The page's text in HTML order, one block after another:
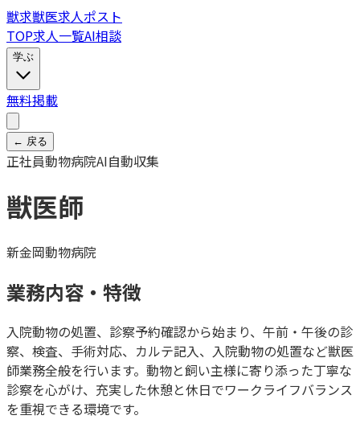
獣求獣医求人ポスト
TOP求人一覧AI相談
学ぶ
無料掲載
← 戻る
正社員動物病院AI自動収集
獣医師
新金岡動物病院
業務内容・特徴
入院動物の処置、診察予約確認から始まり、午前・午後の診
察、検査、手術対応、カルテ記入、入院動物の処置など獣医
師業務全般を行います。動物と飼い主様に寄り添った丁寧な
診察を心がけ、充実した休憩と休日でワークライフバランス
を重視できる環境です。